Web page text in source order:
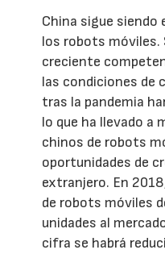
China sigue siendo
los robots móviles.
creciente
las condiciones de
tras la pandemia
lo que ha llevado a
chinos de robots
oportunidades de
extranjero. En
de robots móviles
unidades al
cifra se habrá